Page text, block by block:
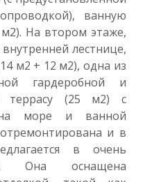
ванную
На втором этаже,
лестнице,
м2 + 12 м2), одна из
гардеробной и
террасу (25 м2) с
море и ванной
и в
в очень
Она оснащена